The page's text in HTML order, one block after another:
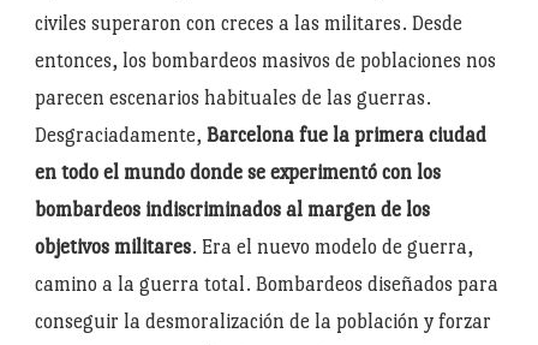
EN
civiles superaron con creces a las militares. Desde
entonces, los bombardeos masivos de poblaciones nos
parecen escenarios habituales de las guerras.
Desgraciadamente, Barcelona fue la primera ciudad
en todo el mundo donde se experimentó con los
bombardeos indiscriminados al margen de los
objetivos militares. Era el nuevo modelo de guerra,
camino a la guerra total. Bombardeos diseñados para
conseguir la desmoralización de la población y forzar